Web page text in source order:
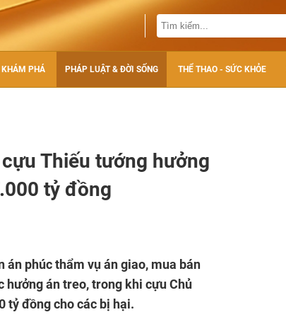
KHÁM PHÁ PHÁP LUẬT & ĐỜI SỐNG THỂ THAO - SỨC KHỎE
Thiếu tướng hưởng
tỷ đồng
án phúc thẩm vụ án giao, mua bán
hưởng án treo, trong khi cựu Chủ
tỷ đồng cho các bị hại.